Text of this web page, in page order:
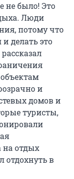
не было! Это
Люди
потому что
делать это
и
домов и
туристы,
на отдых
отдохнуть в